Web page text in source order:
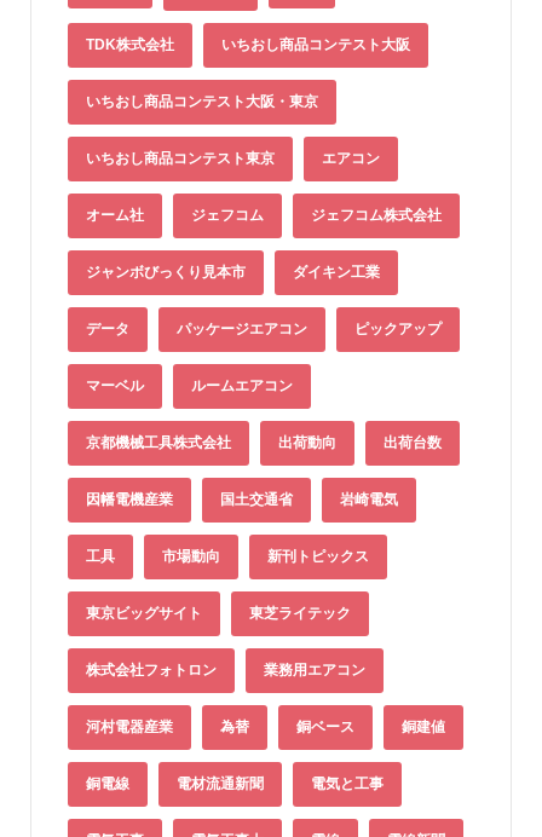
TDK株式会社 いちおし商品コンテスト大阪
いちおし商品コンテスト大阪・東京
いちおし商品コンテスト東京 エアコン
オーム社 ジェフコム ジェフコム株式会社
ジャンボびっくり見本市 ダイキン工業
データ パッケージエアコン ピックアップ
マーベル ルームエアコン
京都機械工具株式会社 出荷動向 出荷台数
因幡電機産業 国土交通省 岩崎電気
工具 市場動向 新刊トピックス
東京ビッグサイト 東芝ライテック
株式会社フォトロン 業務用エアコン
河村電器産業 為替 銅ベース 銅建値
銅電線 電材流通新聞 電気と工事